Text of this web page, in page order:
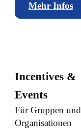
Mehr Infos
Incentives &
Events
Für Gruppen und
Organisationen